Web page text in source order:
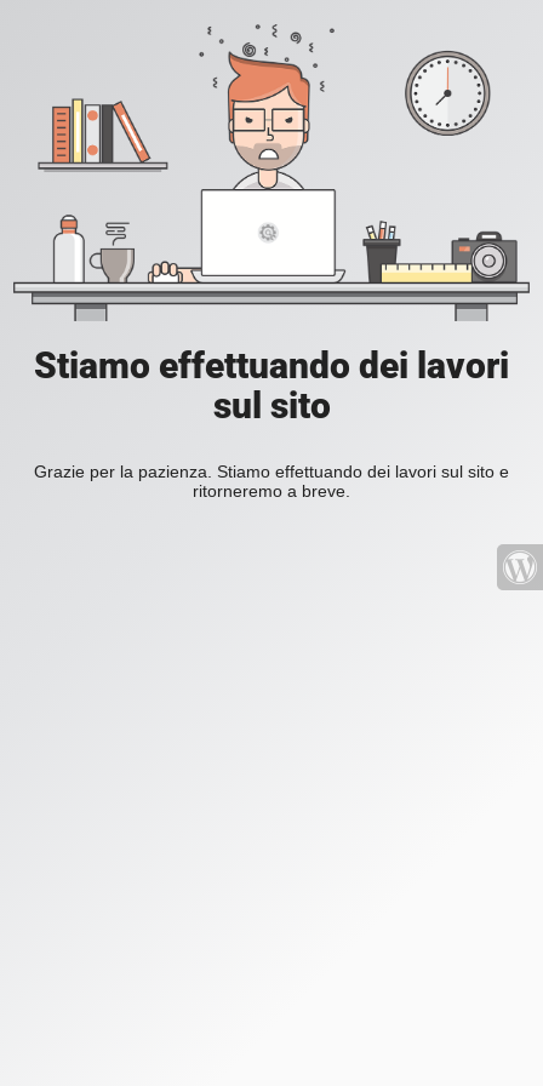
Stiamo effettuando dei lavori
sul sito
Grazie per la pazienza. Stiamo effettuando dei lavori sul sito e
ritorneremo a breve.